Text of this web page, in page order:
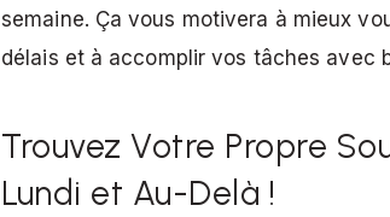
semaine. Ça vous motivera à mieux
délais et à accomplir vos tâches avec
Trouvez Votre Propre
Lundi et Au-Delà !